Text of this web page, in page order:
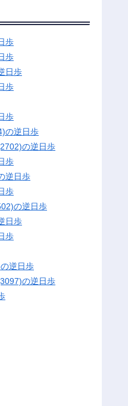
歩
歩
日歩
歩
歩
の逆日歩
の逆日歩
歩
逆日歩
歩
の逆日歩
日歩
歩
逆日歩
の逆日歩